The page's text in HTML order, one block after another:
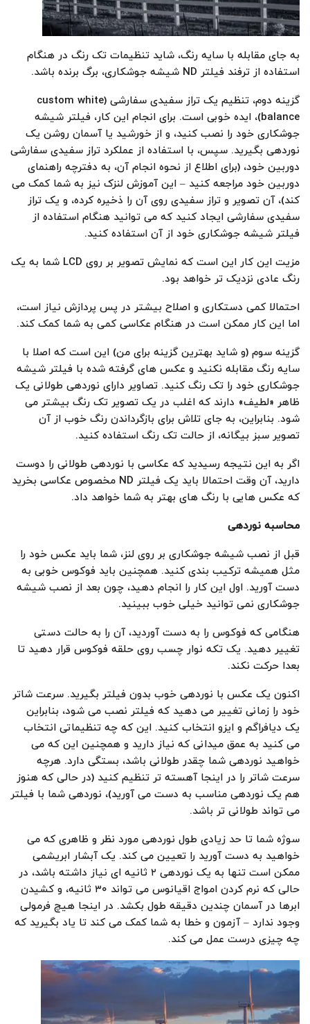
به جای مقابله با سایه رنگ، شاید تنظیمات تک رنگ در هنگام
استفاده از ترفند فیلتر ND شیشه جوشکاری، برگ برنده باشد.
گزینه دوم، تنظیم یک تراز سفیدی سفارشی (custom white
balance)، ایده خوبی است. برای انجام این کار، فیلتر شیشه
جوشکاری خود را نصب کنید، و از خورشید یا آسمان روشن یک
نوردهی بگیرید. سپس، با استفاده از عملکرد تراز سفیدی سفارشی
دوربین خود، (برای اطلاع از نحوه انجام آن، به دفترچه راهنمای
دوربین خود مراجعه کنید – این آموزش لنزک نیز به شما کمک می
کند)، آن تصویر و تراز سفیدی روی آن را ذخیره کرده، و یک تراز
سفیدی سفارشی ایجاد کنید که می توانید هنگام استفاده از
فیلتر شیشه جوشکاری خود از آن استفاده کنید.
مزیت این کار این است که نمایش تصویر بر روی LCD شما به یک
رنگ عادی نزدیک تر خواهد بود.
احتمالا کمی دستکاری و اصلاح بیشتر در پس پردازش نیاز است،
اما این کار ممکن است در هنگام عکاسی کمی به شما کمک کند.
گزینه سوم (و شاید بهترین گزینه برای من) این است که اصلا با
سایه رنگ مقابله نکنید و عکس های گرفته شده با فیلتر شیشه
جوشکاری خود را تک رنگ کنید. تصاویر دارای نوردهی طولانی یک
ظاهر «لطیف» دارند که اغلب در یک تصویر تک رنگ بیشتر می
شود. بنابراین، به جای تلاش برای بازگرداندن رنگ خوب از آن
تصویر سبز بیگانه، از حالت تک رنگ استفاده کنید.
اگر به این نتیجه رسیدید که عکاسی با نوردهی طولانی را دوست
دارید، آن وقت احتمالا باید یک فیلتر ND مخصوص عکاسی بخرید
که عکس هایی با رنگ های بهتر به شما خواهد داد.
محاسبه نوردهی
قبل از نصب شیشه جوشکاری بر روی لنز، شما باید عکس خود را
مثل همیشه ترکیب بندی کنید. همچنین باید فوکوس خوبی به
دست آورید. اول این کار را انجام دهید، چون بعد از نصب شیشه
جوشکاری نمی توانید خیلی خوب ببینید.
هنگامی که فوکوس را به دست آوردید، آن را به حالت دستی
تغییر دهید. یک تکه نوار چسب روی حلقه فوکوس قرار دهید تا
بعدا حرکت نکند.
اکنون یک عکس با نوردهی خوب بدون فیلتر بگیرید. سرعت شاتر
خود را زمانی تغییر می دهید که فیلتر نصب می شود، بنابراین
یک دیافراگم و ایزو انتخاب کنید. این که چه تنظیماتی انتخاب
می کنید به عمق میدانی که نیاز دارید و همچنین این که می
خواهید نوردهی شما چقدر طولانی باشد، بستگی دارد. هرچه
سرعت شاتر را در اینجا آهسته تر تنظیم کنید (در حالی که هنوز
هم یک نوردهی مناسب به دست می آورید)، نوردهی شما با فیلتر
می تواند طولانی تر باشد.
سوژه شما تا حد زیادی طول نوردهی مورد نظر و ظاهری که می
خواهید به دست آورید را تعیین می کند. یک آبشار ابریشمی
ممکن است تنها به یک نوردهی ۲ ثانیه ای نیاز داشته باشد، در
حالی که نرم کردن امواج اقیانوس می تواند ۳۰ ثانیه، و کشیدن
ابرها در آسمان چندین دقیقه طول بکشد. در اینجا هیچ فرمولی
وجود ندارد – آزمون و خطا به شما کمک می کند تا یاد بگیرید که
چه چیزی درست عمل می کند.